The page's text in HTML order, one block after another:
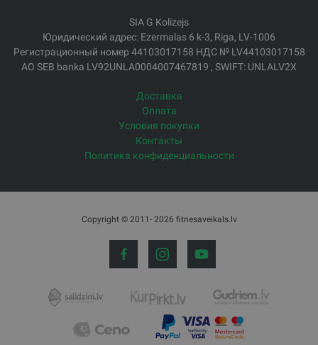
SIA G Kolizejs
Юридический адрес: Ezermalas 6 k-3, Riga, LV-1006
Регистрационный номер 44103017158 НДС № LV44103017158
АО SEB banka LV92UNLA0004007467819 , SWIFT: UNLALV2X
Доставка
Оплата
Условия покупки
Контакты
Политика конфиденциальности
Copyright © 2011- 2026 fitnesaveikals.lv